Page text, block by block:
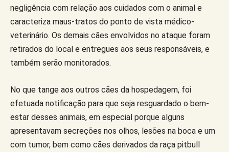
negligência com relação aos cuidados com o animal e
caracteriza maus-tratos do ponto de vista médico-
veterinário. Os demais cães envolvidos no ataque foram
retirados do local e entregues aos seus responsáveis, e
também serão monitorados.
No que tange aos outros cães da hospedagem, foi
efetuada notificação para que seja resguardado o bem-
estar desses animais, em especial porque alguns
apresentavam secreções nos olhos, lesões na boca e um
com tumor, bem como cães derivados da raça pitbull